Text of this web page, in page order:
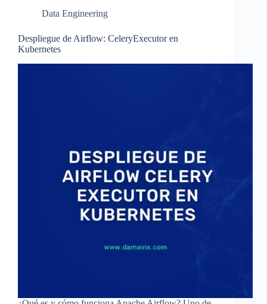
Data Engineering
Despliegue de Airflow: CeleryExecutor en
Kubernetes